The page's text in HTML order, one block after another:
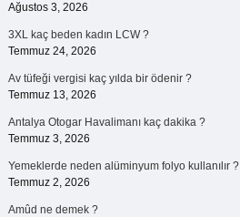
Ağustos 3, 2026
3XL kaç beden kadın LCW ?
Temmuz 24, 2026
Av tüfeği vergisi kaç yılda bir ödenir ?
Temmuz 13, 2026
Antalya Otogar Havalimanı kaç dakika ?
Temmuz 3, 2026
Yemeklerde neden alüminyum folyo kullanılır ?
Temmuz 2, 2026
Amûd ne demek ?